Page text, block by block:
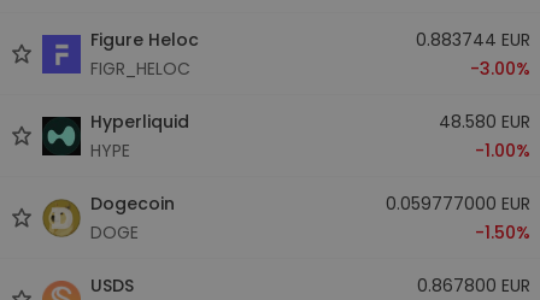
Figure Heloc
FIGR_HELOC
0.883744 EUR
-3.00%
Hyperliquid
HYPE
48.580 EUR
-1.00%
Dogecoin
DOGE
0.059777000 EUR
-1.50%
USDS
0.867800 EUR